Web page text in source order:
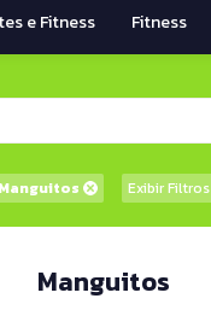
e Fitness Fitness
Manguitos Exibir Filtros
Manguitos